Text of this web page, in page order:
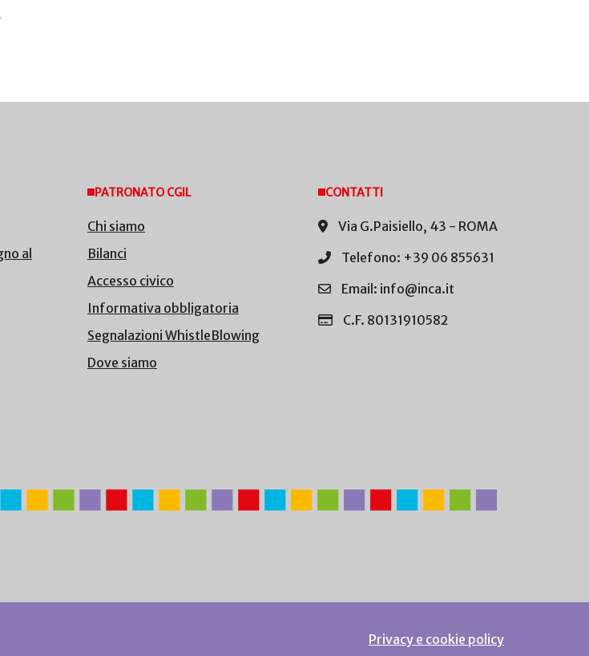
al
PATRONATO CGIL
Chi siamo
Bilanci
Accesso civico
Informativa obbligatoria
Segnalazioni WhistleBlowing
Dove siamo
CONTATTI
Via G.Paisiello, 43 - ROMA
Telefono: +39 06 855631
Email: info@inca.it
C.F. 80131910582
Privacy e cookie policy